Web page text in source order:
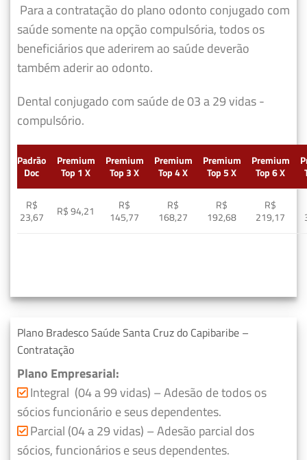
Para a contratação do plano odonto conjugado com
saúde somente na opção compulsória, todos os
beneficiários que aderirem ao saúde deverão
também aderir ao odonto.
Dental conjugado com saúde de 03 a 29 vidas -
compulsório.
Padrão
Doc
Premium
Top 1 X
Premium
Top 3 X
Premium
Top 4 X
Premium
Top 5 X
Premium
Top 6 X
R$
23,67
R$ 94,21
R$
145,77
R$
168,27
R$
192,68
R$
219,17
Plano Bradesco Saúde Santa Cruz do Capibaribe –
Contratação
Plano Empresarial:
Integral (04 a 99 vidas) – Adesão de todos os
sócios funcionário e seus dependentes.
Parcial (04 a 29 vidas) – Adesão parcial dos
sócios, funcionários e seus dependentes.